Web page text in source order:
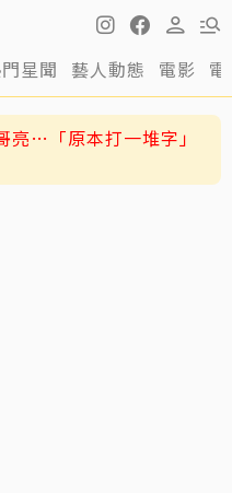
星聞 藝人動態 電影
！夏和熙拍戲不能拍特
亮…「原本打一堆字」